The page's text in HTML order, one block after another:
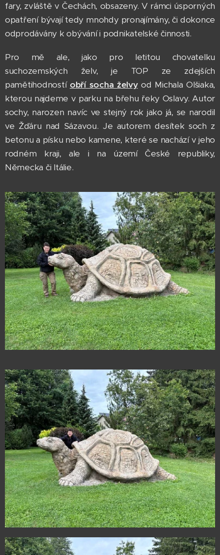
fary, zvláště v Čechách, obsazeny. V rámci úsporných
opatření bývají tedy mnohdy pronajímány, či dokonce
odprodávány k obývání i podnikatelské činnosti.
Pro mě ale, jako pro letitou chovatelku
suchozemských želv, je TOP ze zdejších
pamětihodností obří socha želvyod Michala Olšiaka,
kterou najdeme v parku na břehu řeky Oslavy. Autor
sochy, narozen navíc ve stejný rok jako já, se narodil
ve Žďáru nad Sázavou. Je autorem desítek soch z
betonu a písku nebo kamene, které se nachází v jeho
rodném kraji, ale i na území České republiky,
Německa či Itálie.